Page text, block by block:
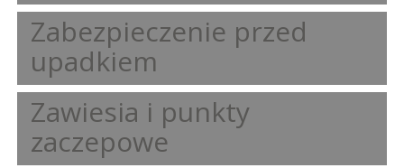
Zabezpieczenie przed
upadkiem
Zawiesia i punkty
zaczepowe